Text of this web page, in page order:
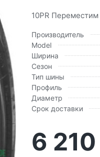
10PR Переместим
Производитель
Model
Ширина
Сезон
Тип шины
Профиль
Диаметр
Срок доставки
6 210